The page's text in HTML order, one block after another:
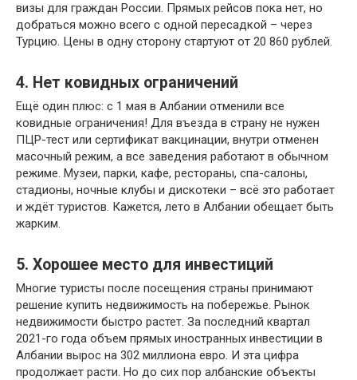
визы для граждан России. Прямых рейсов пока нет, но
добраться можно всего с одной пересадкой – через
Турцию. Цены в одну сторону стартуют от 20 860 рублей.
4. Нет ковидных ограничений
Ещё один плюс: с 1 мая в Албании отменили все
ковидные ограничения! Для въезда в страну не нужен
ПЦР-тест или сертификат вакцинации, внутри отменен
масочный режим, а все заведения работают в обычном
режиме. Музеи, парки, кафе, рестораны, спа-салоны,
стадионы, ночные клубы и дискотеки – всё это работает
и ждёт туристов. Кажется, лето в Албании обещает быть
жарким.
5. Хорошее место для инвестиций
Многие туристы после посещения страны принимают
решение купить недвижимость на побережье. Рынок
недвижимости быстро растет. За последний квартал
2021-го года объем прямых иностранных инвестиции в
Албании вырос на 302 миллиона евро. И эта цифра
продолжает расти. Но до сих пор албанские объекты